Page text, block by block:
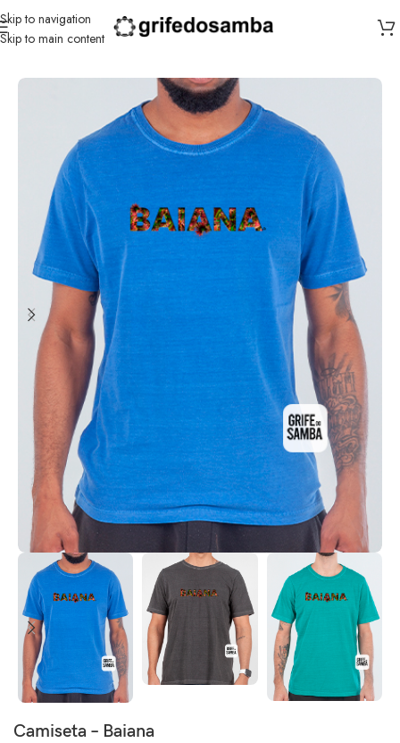
Skip to navigation
Skip to main content
Início/Com Que Roupa Eu Vou?
Camiseta – Baiana